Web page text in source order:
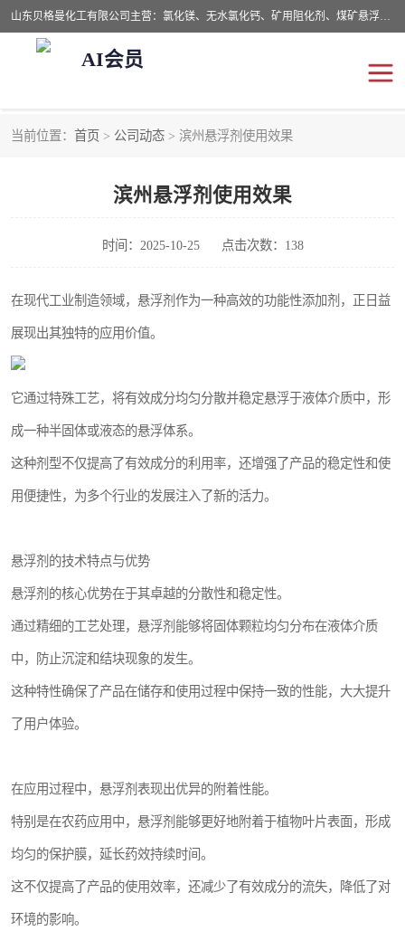
山东贝格曼化工有限公司主营：氯化镁、无水氯化钙、矿用阻化剂、煤矿悬浮剂、道路抑尘剂、氢氧化镁，防灭火剂等，公司位于山东省潍坊市滨海经济开发区,是专业从事对各种精细化工集研究、开发、制造于一体的现代化大型跨境化工企业，公司本着诚信经营、给每一位客户提供专业服务。
AI会员
当前位置： 首页 > 公司动态 > 滨州悬浮剂使用效果
滨州悬浮剂使用效果
时间：2025-10-25 点击次数：138
在现代工业制造领域，悬浮剂作为一种高效的功能性添加剂，正日益
展现出其独特的应用价值。
它通过特殊工艺，将有效成分均匀分散并稳定悬浮于液体介质中，形
成一种半固体或液态的悬浮体系。
这种剂型不仅提高了有效成分的利用率，还增强了产品的稳定性和使
用便捷性，为多个行业的发展注入了新的活力。
悬浮剂的技术特点与优势
悬浮剂的核心优势在于其卓越的分散性和稳定性。
通过精细的工艺处理，悬浮剂能够将固体颗粒均匀分布在液体介质
中，防止沉淀和结块现象的发生。
这种特性确保了产品在储存和使用过程中保持一致的性能，大大提升
了用户体验。
在应用过程中，悬浮剂表现出优异的附着性能。
特别是在农药应用中，悬浮剂能够更好地附着于植物叶片表面，形成
均匀的保护膜，延长药效持续时间。
这不仅提高了产品的使用效率，还减少了有效成分的流失，降低了对
环境的影响。
氯化钙
抑尘剂
氢氧化镁